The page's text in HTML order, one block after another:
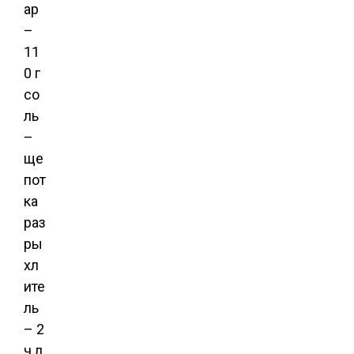
ар
–
11
0 г
со
ль
–
ще
пот
ка
раз
ры
хл
ите
ль
– 2
ч.л.